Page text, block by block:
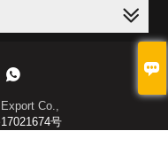


Co.,
号